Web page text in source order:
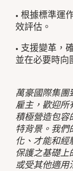
• 根據標準運
效評估。
• 支援變革，
並在必要時向
萬豪國際集團
雇主，歡迎所
積極營造包容
特背景。我們
化、才能和經
保護之基礎上
或受其他適用